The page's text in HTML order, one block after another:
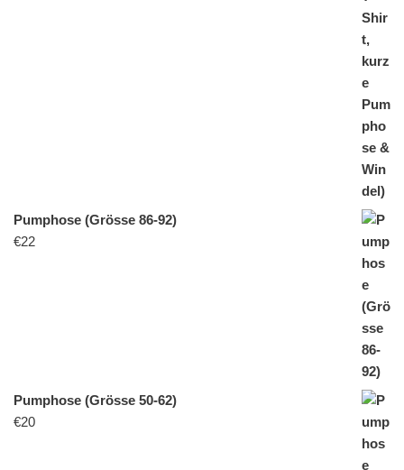
Pumphose (Grösse 86-92)
€22
Pumphose (Grösse 50-62)
€20